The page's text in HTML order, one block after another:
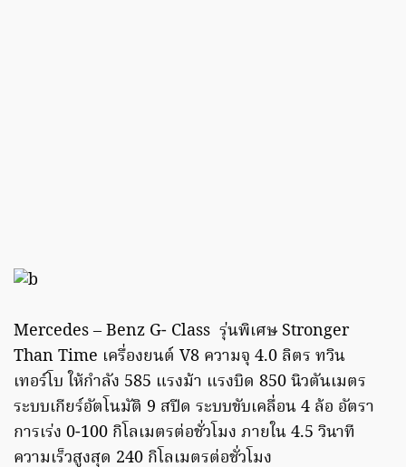
Mercedes – Benz G- Class รุ่นพิเศษ Stronger
Than Time เครื่องยนต์ V8 ความจุ 4.0 ลิตร ทวิน
เทอร์โบ ให้กำลัง 585 แรงม้า แรงบิด 850 นิวตันเมตร
ระบบเกียร์อัตโนมัติ 9 สปีด ระบบขับเคลื่อน 4 ล้อ อัตรา
การเร่ง 0-100 กิโลเมตรต่อชั่วโมง ภายใน 4.5 วินาที
ความเร็วสูงสุด 240 กิโลเมตรต่อชั่วโมง